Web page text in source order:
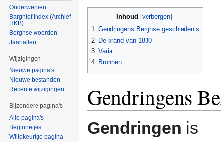
Inhoud verbergen
1 Gendringens Berghse geschiedenis
2 De brand van 1830
3 Varia
4 Bronnen
Gendringens
Gendringen is
Onderwerpen
Barghief Index (Archief
HKB)
Berghse woorden
Jaartallen
Wijzigingen
Nieuwe pagina's
Nieuwe bestanden
Recente wijzigingen
Bijzondere pagina's
Alle pagina's
Beginnetjes
Willekeurige pagina